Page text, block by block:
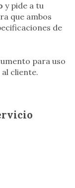
y pide a tu
que ambos
de
para uso
al cliente.